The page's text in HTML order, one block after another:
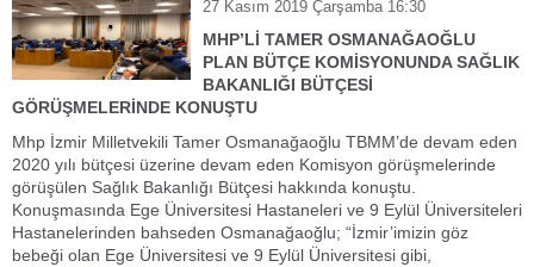
27 Kasım 2019 Çarşamba 16:30
MHP’Lİ TAMER OSMANAĞAOĞLU
PLAN BÜTÇE KOMİSYONUNDA SAĞLIK
BAKANLIĞI BÜTÇESİ
GÖRÜŞMELERİNDE KONUŞTU
Mhp İzmir Milletvekili Tamer Osmanağaoğlu TBMM’de devam eden
2020 yılı bütçesi üzerine devam eden Komisyon görüşmelerinde
görüşülen Sağlık Bakanlığı Bütçesi hakkında konuştu.
Konuşmasında Ege Üniversitesi Hastaneleri ve 9 Eylül Üniversiteleri
Hastanelerinden bahseden Osmanağaoğlu; “İzmir’imizin göz
bebeği olan Ege Üniversitesi ve 9 Eylül Üniversitesi gibi,